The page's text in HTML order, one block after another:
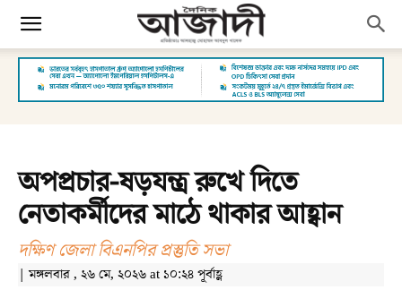
অপপ্রচার-ষড়যন্ত্র রুখে দিতে
নেতাকর্মীদের মাঠে থাকার আহ্বান
দক্ষিণ জেলা বিএনপির প্রস্তুতি সভা
| মঙ্গলবার , ২৬ মে, ২০২৬ at ১০:২৪ পূর্বাহ্ণ